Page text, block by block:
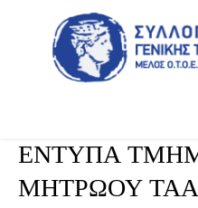
ΕΝΤΥΠΑ
ΜΗΤΡΩΟΥ